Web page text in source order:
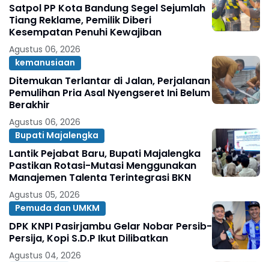
Satpol PP Kota Bandung Segel Sejumlah
Tiang Reklame, Pemilik Diberi
Kesempatan Penuhi Kewajiban
Agustus 06, 2026
kemanusiaan
Ditemukan Terlantar di Jalan, Perjalanan
Pemulihan Pria Asal Nyengseret Ini Belum
Berakhir
Agustus 06, 2026
Bupati Majalengka
Lantik Pejabat Baru, Bupati Majalengka
Pastikan Rotasi-Mutasi Menggunakan
Manajemen Talenta Terintegrasi BKN
Agustus 05, 2026
Pemuda dan UMKM
DPK KNPI Pasirjambu Gelar Nobar Persib-
Persija, Kopi S.D.P Ikut Dilibatkan
Agustus 04, 2026